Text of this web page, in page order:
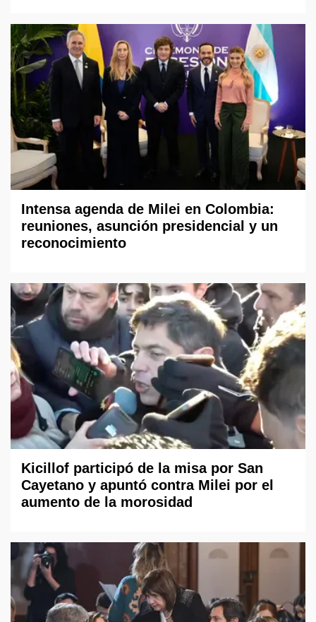
Intensa agenda de Milei en Colombia:
reuniones, asunción presidencial y un
reconocimiento
Kicillof participó de la misa por San
Cayetano y apuntó contra Milei por el
aumento de la morosidad